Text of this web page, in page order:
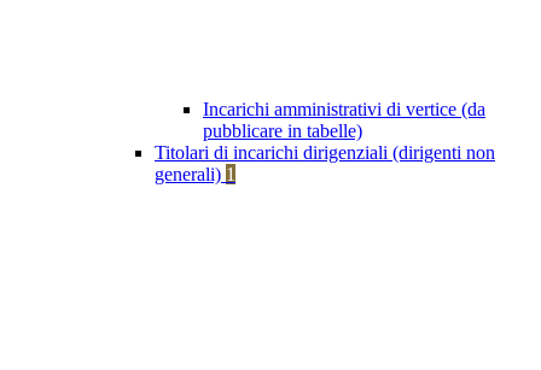
Incarichi amministrativi di vertice (da
pubblicare in tabelle)
Titolari di incarichi dirigenziali (dirigenti non
generali) 1